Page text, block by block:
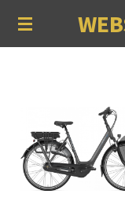
Ga
direct